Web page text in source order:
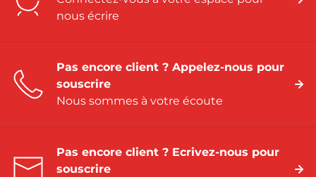
nous écrire
Pas encore client ? Appelez-nous pour
souscrire
Nous sommes à votre écoute
Pas encore client ? Ecrivez-nous pour
souscrire